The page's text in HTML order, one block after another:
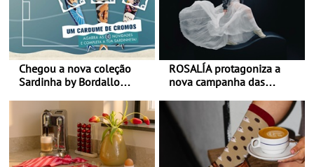
Chegou a nova coleção
Sardinha by Bordallo
ROSALÍA protagoniza a
nova campanha das
Balance